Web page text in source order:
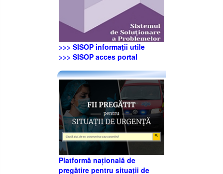
>>> SISOP informaţii utile
>>> SISOP acces portal
Platformă națională de
pregătire pentru situații de